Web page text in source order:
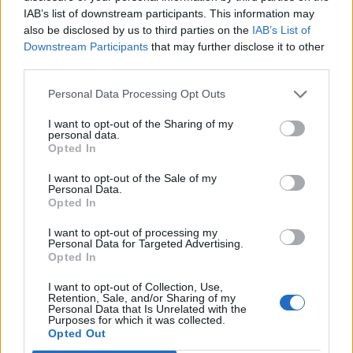
IAB’s list of downstream participants. This information may
also be disclosed by us to third parties on the IAB’s List of
Downstream Participants that may further disclose it to other
Personal Data Processing Opt Outs
I want to opt-out of the Sharing of my
personal data.
Opted In
I want to opt-out of the Sale of my
Personal Data.
Opted In
I want to opt-out of processing my
Personal Data for Targeted Advertising.
Opted In
I want to opt-out of Collection, Use,
Retention, Sale, and/or Sharing of my
Personal Data that Is Unrelated with the
Purposes for which it was collected.
Opted Out
Access – ZTNA).
Οι τεχνολογίες Πρόσβασης Δικτύου Μηδενικής
Ωστόσο, διαφέρουν από πολλές απόψεις. Ο κύριος
στόχος των τεχνολογιών VPN είναι η προστασία
του απορρήτου ή η ασφαλής πρόσβαση σε ένα
ιδιωτικό δίκτυο αλλά η χρήση του δεν αρκεί. Ενώ
παρέχουν κάποιο επίπεδο συνδεσιμότητας, οι
τεχνολογίες μηδενικής εμπιστοσύνης
χρησιμοποιούν μια άλλη προσέγγιση που έχει
σχεδιαστεί για να επαληθεύει μεμονωμένα και
διαρκώς κάθε χρήστη πριν από την παροχή
δεδομένα και συστήματα.
Άλλες καινοτόμες τεχνολογίες όπως τείχη
προστασίας, «κάλυψη» δεδομένων, Tokenization,